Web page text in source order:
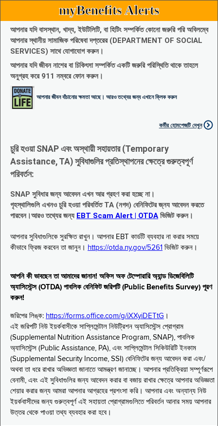
myBenefits Alerts
আপনার যদি বাসস্থান, খাদ্য, ইউটিলিটি, বা হিটিং সম্পর্কিত কোনো জরুরি পরি অবিলম্বে
আপনার স্থানীয় সামাজিক পরিষেবা দপ্তরের (DEPARTMENT OF SOCIAL
SERVICES) সাথে যোগাযোগ করুন।
আপনার যদি জীবন নাশের বা চিকিৎসা সম্পর্কিত একটি জরুরি পরিস্থিতি থাকে তাহলে
অনুগ্রহ করে 911 নম্বরে ফোন করুন।
আপনার জীবন বাঁচানোর ক্ষমতা আছে। আরও তথ্যের জন্য এখানে ক্লিক করুন
কর্মীর হোমপেজটি দেখুন
চুরি হওয়া SNAP এবং অস্থায়ী সহায়তার (Temporary
Assistance, TA) সুবিধাগুলির প্রতিস্থাপনের ক্ষেত্রে গুরুত্বপূর্ণ
পরিবর্তন:
SNAP সুবিধার জন্য আবেদন এখন আর গ্রহণ করা হচ্ছে না।
গৃহস্থালিগুলি এখনও চুরি হওয়া পরিবর্তিত TA (নগদ) বেনিফিটের জ্নয আবেদন করতে
পারবেন।আরও তথ্যের জন্য EBT Scam Alert | OTDA ভিজিট করুন।
আপনার সুবিধাগুলিকে সুরক্ষিত রাখুন। আপনার EBT কার্ডটি ব্যবহার না করার সময়ে
কীভাবে ফ্রিজ করবেন তা জানুন। https://otda.ny.gov/5261 ভিজিট করুন।
আপনি কী ভাবছেন তা আমাদের জানান! অফিস অফ টেম্পোরারি অ্যান্ড ডিজেবিলিটি
অ্যাসিস্টেন্স (OTDA) পাবলিক বেনিফিট জরিপটি (Public Benefits Survey) পূরণ
করুন!
জরিপের লিঙ্ক: https://forms.office.com/g/iXXyiDETtG ।
এই জরিপটি নিউ ইয়র্কবাসীকে সাপ্লিমেন্টাল নিউট্রিশন অ্যাসিস্টেন্স প্রোগ্রাম
(Supplemental Nutrition Assistance Program, SNAP), পাবলিক
অ্যাসিস্টেন্স (Public Assistance, PA), এবং সাপ্লিমেন্টাল সিকিউরিটি ইনকাম
(Supplemental Security Income, SSI) বেনিফিটের জন্য আবেদন করা এবং/
অথবা তা ধরে রাখার অভিজ্ঞতা জানাতে আমন্ত্রণ জানাচ্ছে। আপনার প্রতিক্রিয়া সম্পূর্ণরূপে
বেনামী, এবং এই সুবিধাগুলির জন্য আবেদন করার বা বজায় রাখার ক্ষেত্রে আপনার অভিজ্ঞতা
শেয়ার করার জন্য আমরা আপনার আগ্রহের প্রশংসা করি। আপনার এবং অন্যান্য নিউ
ইয়র্কবাসীদের জন্য গুরুত্বপূর্ণ এই সহায়তা প্রোগ্রামগুলিতে পরিবর্তন আনার সময় আপনার
উত্তর থেকে পাওয়া তথ্য ব্যবহার করা হবে।